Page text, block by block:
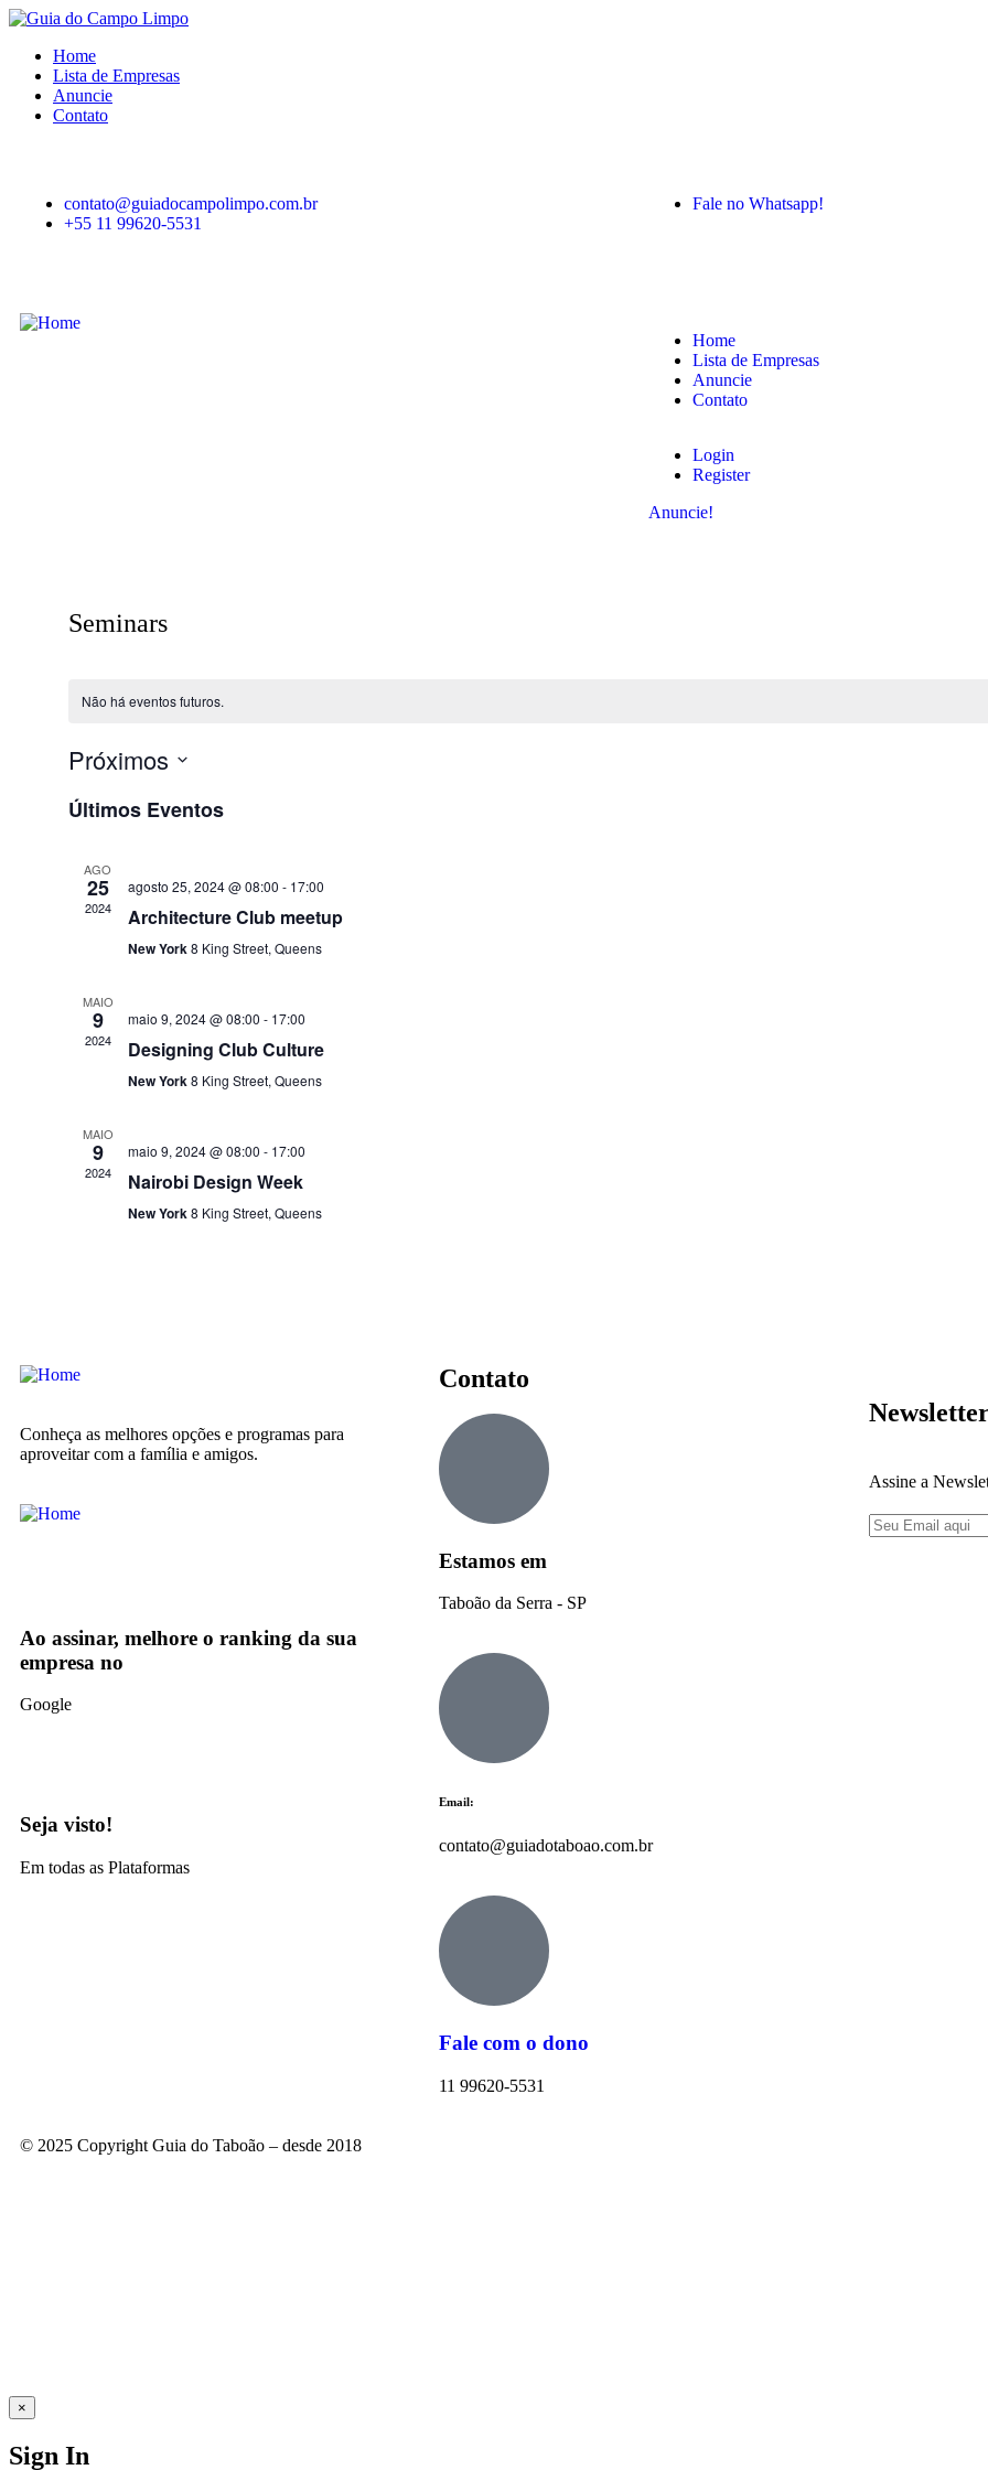
Home
Lista de Empresas
Anuncie
Contato
contato@guiadocampolimpo.com.br
+55 11 99620-5531
Fale no Whatsapp!
Home
Lista de Empresas
Anuncie
Contato
Login
Register
Anuncie!
Seminars
Não há eventos futuros.
Próximos
a
Últimos Eventos
AGO
25
2024
agosto 25, 2024 @ 08:00 - 17:00
Architecture Club meetup
New York8 King Street, Queens
MAIO
9
2024
maio 9, 2024 @ 08:00 - 17:00
Designing Club Culture
New York8 King Street, Queens
MAIO
9
2024
maio 9, 2024 @ 08:00 - 17:00
Nairobi Design Week
New York8 King Street, Queens
Conheça as melhores opções e programas para
aproveitar com a família e amigos.
Ao assinar, melhore o ranking da sua
empresa no
Google
Seja visto!
Em todas as Plataformas
Contato
Estamos em
Taboão da Serra - SP
Email:
contato@guiadotaboao.com.br
Fale com o dono
11 99620-5531
Assine a
© 2025 Copyright Guia do Taboão – desde 2018
×
Sign In